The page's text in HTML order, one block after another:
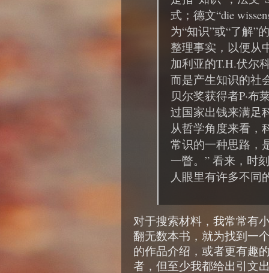
式；德文“die
为“知识”或“了解”
整理事实，以便从
加利亚的T.H.伏尔
而是产生知识的社
贝尔奖获得者P·布
过国家出钱来满足
从哲学角度来看，
常识的一种思路，
一瞥。” 看来，时
人眼里有许多不同
对于搜索材料，我常常有
翻无数本书，就为找到一
的作品介绍，或者更有趣
者，但至少我都给出引文